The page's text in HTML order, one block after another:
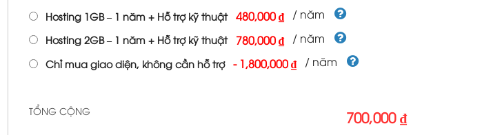
1,000,000 ₫.
là:
700,000 ₫.
Hosting 1GB – 1 năm + Hỗ trợ kỹ thuật 480,000 ₫ / năm
Hosting 2GB – 1 năm + Hỗ trợ kỹ thuật 780,000 ₫ / năm
Chỉ mua giao diện, không cần hỗ trợ -1,800,000 ₫ / năm
TỔNG CỘNG 700,000 ₫